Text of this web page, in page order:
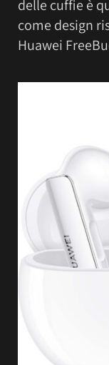
delle cuffie è
come design
Huawei